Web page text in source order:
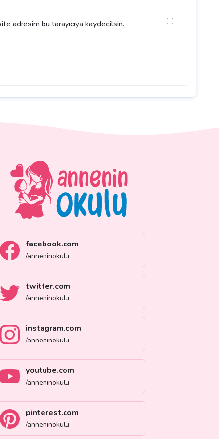
adresim bu tarayıcıya kaydedilsin.
facebook.com
/anneninokulu
twitter.com
/anneninokulu
instagram.com
/anneninokulu
youtube.com
/anneninokulu
pinterest.com
/anneninokulu